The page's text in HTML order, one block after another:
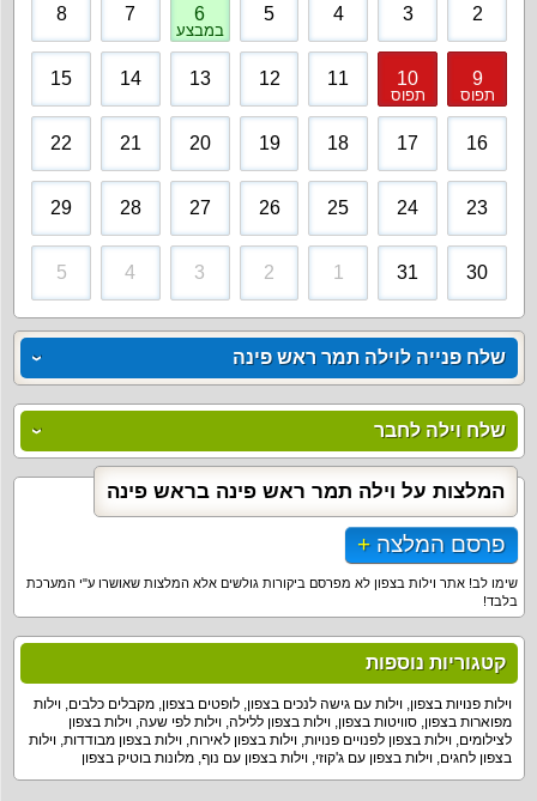
2
3
4
5
6
במבצע
7
8
9
תפוס
10
תפוס
11
12
13
14
15
16
17
18
19
20
21
22
23
24
25
26
27
28
29
30
31
1
2
3
4
5
שלח פנייה לוילה תמר ראש פינה
שלח וילה לחבר
פרסם המלצה
המלצות על וילה תמר ראש פינה בראש פינה
שימו לב! אתר וילות בצפון לא מפרסם ביקורות גולשים אלא המלצות שאושרו ע"י המערכת
בלבד!
קטגוריות נוספות
וילות פנויות בצפון, וילות עם גישה לנכים בצפון, לופטים בצפון, מקבלים כלבים, וילות
מפוארות בצפון, סוויטות בצפון, וילות בצפון ללילה, וילות לפי שעה, וילות בצפון
לצילומים, וילות בצפון לפנויים פנויות, וילות בצפון לאירוח, וילות בצפון מבודדות, וילות
בצפון לחגים, וילות בצפון עם ג'קוזי, וילות בצפון עם נוף, מלונות בוטיק בצפון